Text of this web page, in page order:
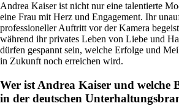
Andrea Kaiser ist nicht nur eine talentierte
eine Frau mit Herz und Engagement. Ihr
professioneller Auftritt vor der Kamera
während ihr privates Leben von Liebe und
dürfen gespannt sein, welche Erfolge und
in Zukunft noch erreichen wird.
Wer ist Andrea Kaiser und welche
in der deutschen